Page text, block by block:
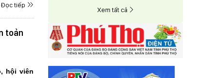
Đọc tiếp
toản
hội viên
Xem tất cả